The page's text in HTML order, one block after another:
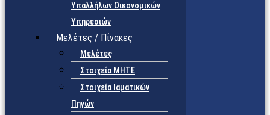
Υπαλλήλων Οικονομικών
Υπηρεσιών
Μελέτες / Πίνακες
Μελέτες
Στοιχεία ΜΗΤΕ
Στοιχεία Ιαματικών
Πηγών